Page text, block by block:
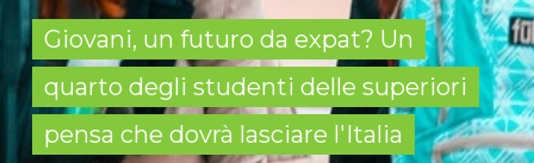
Giovani, un futuro da expat? Un
quarto degli studenti delle superiori
pensa che dovrà lasciare l'Italia